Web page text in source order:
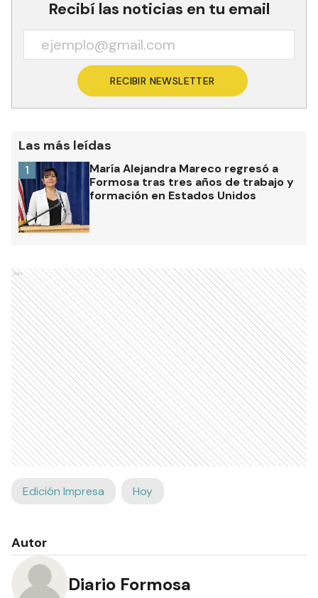
Recibí las noticias en tu email
RECIBIR NEWSLETTER
Las más leídas
María Alejandra Mareco regresó a
Formosa tras tres años de trabajo y
formación en Estados Unidos
1
Ads
Edición Impresa Hoy
Autor
Diario Formosa